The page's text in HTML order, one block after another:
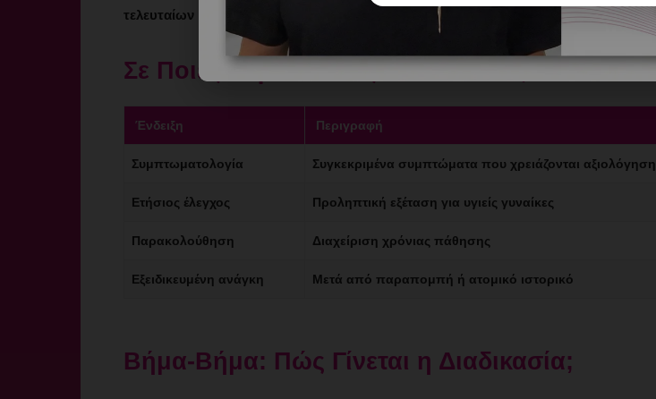
τελευταίων κλινικών πρωτοκόλλων.
Σε Ποιες Περιπτώσεις Ενδείκνυται;
Ένδειξη Περιγραφή
Συμπτωματολογία Συγκεκριμένα συμπτώματα που χρειάζονται αξιολόγηση
Ετήσιος έλεγχος Προληπτική εξέταση για υγιείς γυναίκες
Παρακολούθηση Διαχείριση χρόνιας πάθησης
Εξειδικευμένη ανάγκη Μετά από παραπομπή ή ατομικό ιστορικό
Βήμα-Βήμα: Πώς Γίνεται η Διαδικασία;